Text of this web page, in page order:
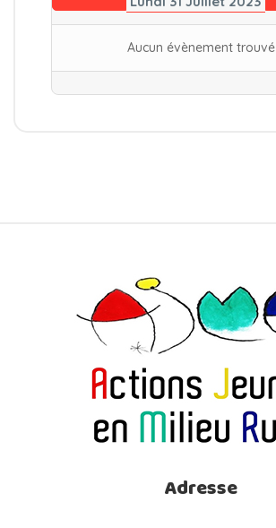
Aucun évènement trouvé
Adresse